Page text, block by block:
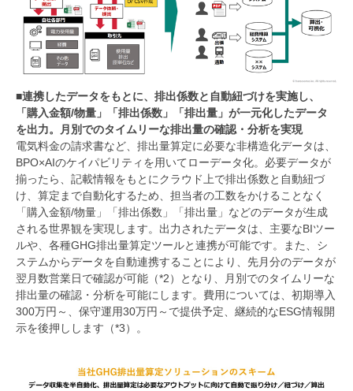
■連携したデータをもとに、排出係数と自動紐づけを実施し、
「購入金額/物量」「排出係数」「排出量」が一元化したデータ
を出力。月別でのタイムリーな排出量の確認・分析を実現
電気料金の請求書など、排出量算定に必要な非構造化データは、
BPO×AIのケイパビリティを用いてローデータ化。必要データが
揃ったら、記載情報をもとにクラウド上で排出係数と自動紐づ
け、算定まで自動化するため、担当者の工数をかけることなく
「購入金額/物量」「排出係数」「排出量」などのデータが生成
される世界観を実現します。出力されたデータは、主要なBIツー
ルや、各種GHG排出量算定ツールと連携が可能です。また、シ
ステムからデータを自動連携することにより、先月分のデータが
翌月数営業日で確認が可能（*2）となり、月別でのタイムリーな
排出量の確認・分析を可能にします。費用については、初期導入
300万円～、保守運用30万円～で提供予定、継続的なESG情報開
示を後押しします（*3）。